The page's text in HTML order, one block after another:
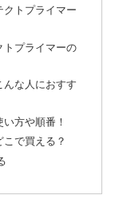
クトプライマー
トプライマーの
んな人におすす
方や順番！
で買える？